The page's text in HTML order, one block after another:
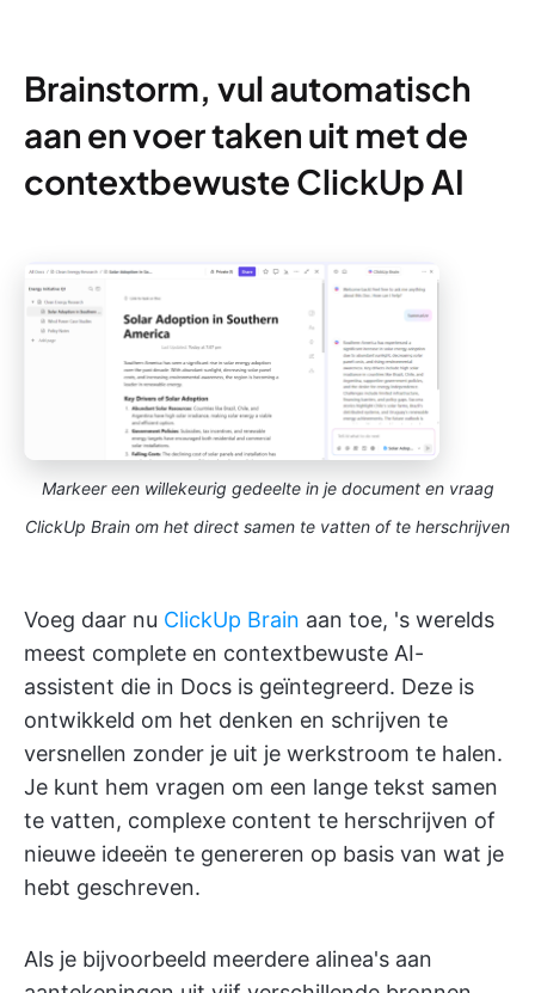
Brainstorm, vul automatisch
aan en voer taken uit met de
contextbewuste ClickUp AI
Markeer een willekeurig gedeelte in je document en vraag
ClickUp Brain om het direct samen te vatten of te herschrijven
Voeg daar nu ClickUp Brain aan toe, 's werelds
meest complete en contextbewuste AI-
assistent die in Docs is geïntegreerd. Deze is
ontwikkeld om het denken en schrijven te
versnellen zonder je uit je werkstroom te halen.
Je kunt hem vragen om een lange tekst samen
te vatten, complexe content te herschrijven of
nieuwe ideeën te genereren op basis van wat je
hebt geschreven.
Als je bijvoorbeeld meerdere alinea's aan